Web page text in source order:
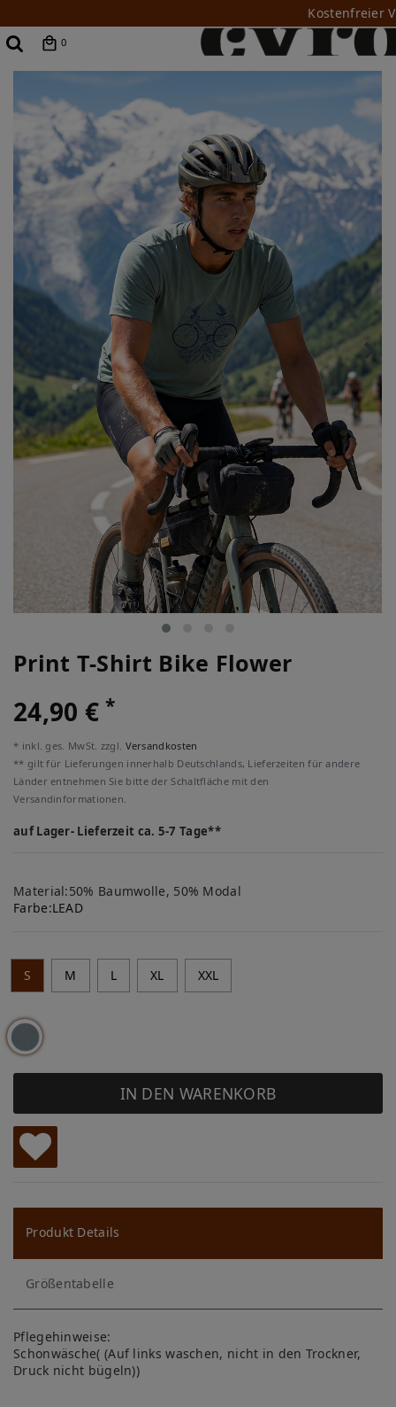
Kostenfreier
0
Print T-Shirt Bike Flower
24,90 €*
* inkl. ges. MwSt. zzgl. Versandkosten
** gilt für Lieferungen innerhalb Deutschlands, Lieferzeiten für andere
Länder entnehmen Sie bitte der Schaltfläche mit den
Versandinformationen.
auf Lager- Lieferzeit ca. 5-7 Tage**
Material:50% Baumwolle, 50% Modal
Farbe:LEAD
S M L XL XXL
IN DEN WARENKORB
W
u
ns
ch
lis
te
Produkt Details
Größentabelle
Pflegehinweise:
Schonwäsche( (Auf links waschen, nicht in den Trockner,
Druck nicht bügeln))